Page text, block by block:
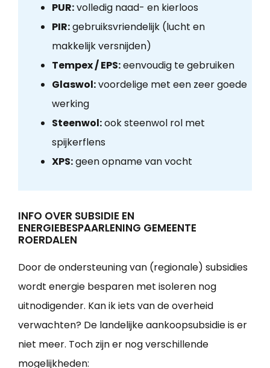
PUR:volledig naad- en kierloos
PIR:gebruiksvriendelijk (lucht en
makkelijk versnijden)
Tempex / EPS:eenvoudig te gebruiken
Glaswol:voordelige met een zeer goede
werking
Steenwol:ook steenwol rol met
spijkerflens
XPS:geen opname van vocht
INFO OVER SUBSIDIE EN
ENERGIEBESPAARLENING GEMEENTE
ROERDALEN
Door de ondersteuning van (regionale) subsidies
wordt energie besparen met isoleren nog
uitnodigender. Kan ik iets van de overheid
verwachten? De landelijke aankoopsubsidie is er
niet meer. Toch zijn er nog verschillende
mogelijkheden: